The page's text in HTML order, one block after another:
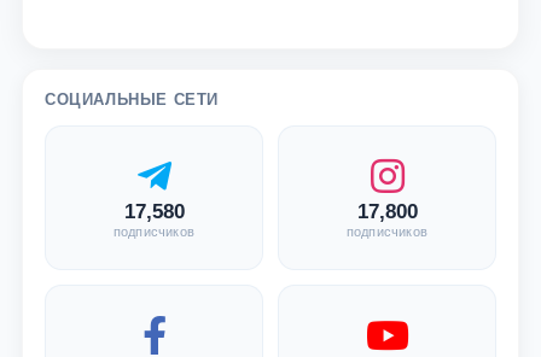
СОЦИАЛЬНЫЕ СЕТИ
17,580
подписчиков
17,800
подписчиков